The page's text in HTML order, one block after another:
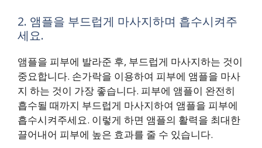
2. 앰플을 부드럽게 마사지하며 흡수시켜주
세요.
앰플을 피부에 발라준 후, 부드럽게 마사지하는 것이
중요합니다. 손가락을 이용하여 피부에 앰플을 마사
지 하는 것이 가장 좋습니다. 피부에 앰플이 완전히
흡수될 때까지 부드럽게 마사지하여 앰플을 피부에
흡수시켜주세요. 이렇게 하면 앰플의 활력을 최대한
끌어내어 피부에 높은 효과를 줄 수 있습니다.